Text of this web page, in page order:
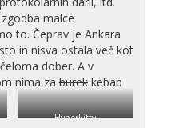
malce
to. Čeprav je Ankara
in nisva ostala več kot
dober. A v
nima zaburekkebab
Hyperkitty